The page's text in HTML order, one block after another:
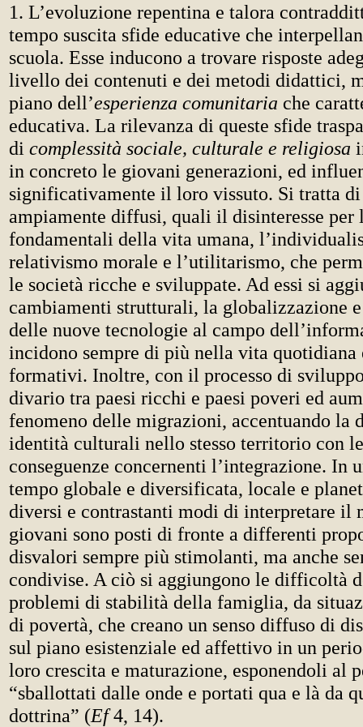
1. L’evoluzione repentina e talora
tempo suscita sfide educative che
scuola. Esse inducono a trovare risposte
livello dei contenuti e dei metodi didattici,
piano dell’esperienza comunitaria che
educativa. La rilevanza di queste sfide
di complessità sociale, culturale e religiosa
in concreto le giovani generazioni, ed
significativamente il loro vissuto. Si tratta
ampiamente diffusi, quali il disinteresse per
fondamentali della vita umana,
relativismo morale e l’utilitarismo, che
le società ricche e sviluppate. Ad essi si
cambiamenti strutturali, la globalizzazione
delle nuove tecnologie al campo
incidono sempre di più nella vita quotidiana
formativi. Inoltre, con il processo di
divario tra paesi ricchi e paesi poveri ed
fenomeno delle migrazioni, accentuando la
identità culturali nello stesso territorio con
conseguenze concernenti l’integrazione. In
tempo globale e diversificata, locale e
diversi e contrastanti modi di interpretare il
giovani sono posti di fronte a differenti
disvalori sempre più stimolanti, ma anche
condivise. A ciò si aggiungono le difficoltà
problemi di stabilità della famiglia, da
di povertà, che creano un senso diffuso di
sul piano esistenziale ed affettivo in un
loro crescita e maturazione, esponendoli al
“sballottati dalle onde e portati qua e là da
dottrina” (Ef4, 14).